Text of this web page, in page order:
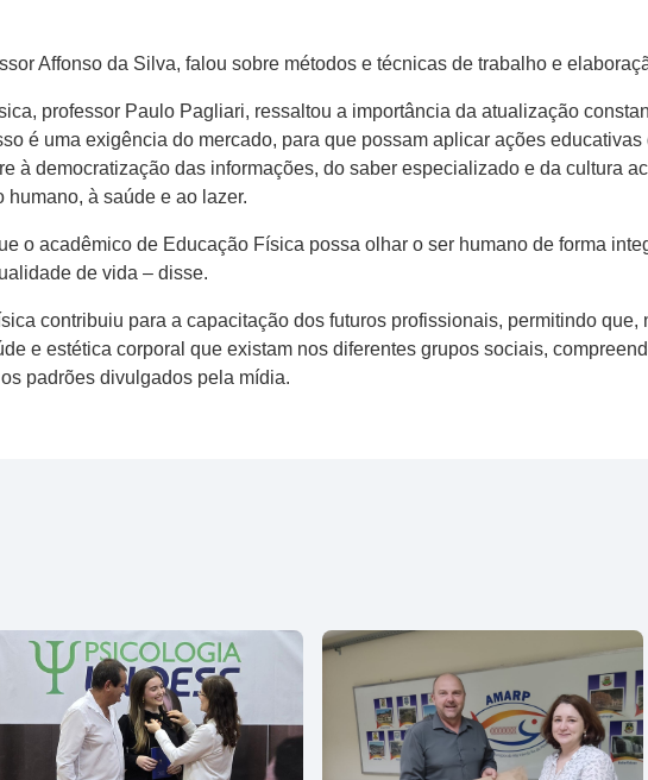
Affonso da Silva, falou sobre métodos e técnicas de trabalho e
professor Paulo Pagliari, ressaltou a importância da atualização
é uma exigência do mercado, para que possam aplicar ações
à democratização das informações, do saber especializado e da cultura
humano, à saúde e ao lazer.
o acadêmico de Educação Física possa olhar o ser humano de forma
de vida – disse.
contribuiu para a capacitação dos futuros profissionais, permitindo que,
e estética corporal que existam nos diferentes grupos sociais,
padrões divulgados pela mídia.